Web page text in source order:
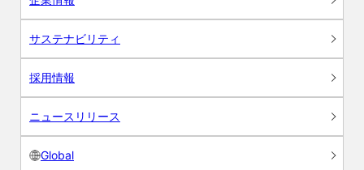
サステナビリティ
採用情報
ニュースリリース
Global